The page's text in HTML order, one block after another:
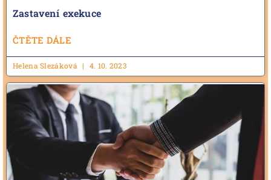
Zastavení exekuce
ČTĚTE DÁLE
Helena Slezáková 4. 10. 2023